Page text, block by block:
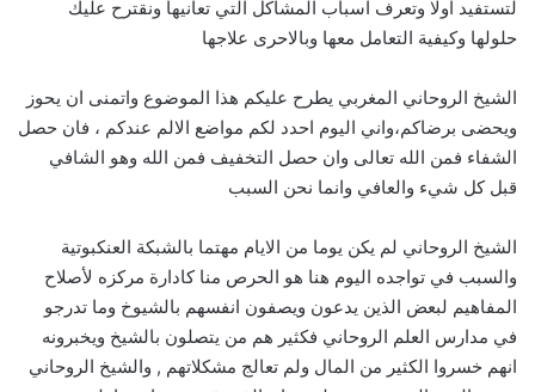
لتستفيد اولا وتعرف اسباب المشاكل التي تعانيها ونقترح عليك
حلولها وكيفية التعامل معها وبالاحرى علاجها
الشيخ الروحاني المغربي يطرح عليكم هذا الموضوع واتمنى ان يحوز
ويحضى برضاكم،واني اليوم احدد لكم مواضع الالم عندكم ، فان حصل
الشفاء فمن الله تعالى وان حصل التخفيف فمن الله وهو الشافي
قبل كل شيء والعافي وانما نحن السبب
الشيخ الروحاني لم يكن يوما من الايام مهتما بالشبكة العنكبوتية
والسبب في تواجده اليوم هنا هو الحرص منا كادارة مركزه لأصلاح
المفاهيم لبعض الذين يدعون ويصفون انفسهم بالشيوخ وما تدرجو
في مدارس العلم الروحاني فكثير هم من يتصلون بالشيخ ويخبرونه
انهم خسروا الكثير من المال ولم تعالج مشكلاتهم , والشيخ الروحاني